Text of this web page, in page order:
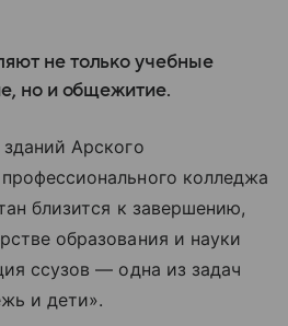
не только учебные
но и общежитие.
Арского
колледжа
близится к завершению,
образования и науки
ссузов — одна из задач
и дети».